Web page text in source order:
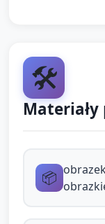
Marsz
🛠️
📦